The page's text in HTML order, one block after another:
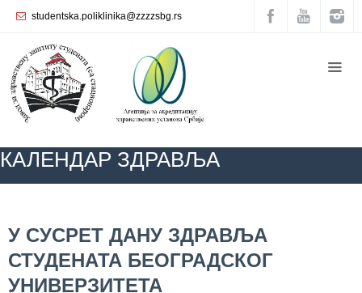
studentska.poliklinika@zzzzsbg.rs
КАЛЕНДАР ЗДРАВЉА
У СУСРЕТ ДАНУ ЗДРАВЉА
СТУДЕНАТА БЕОГРАДСКОГ
УНИВЕРЗИТЕТА
Почетна
O
нама
организација
Служба
опште
медицине